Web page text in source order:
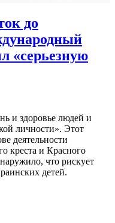
до
«серьезную
и здоровье людей и
личности». Этот
деятельности
креста и Красного
что рискует
детей.